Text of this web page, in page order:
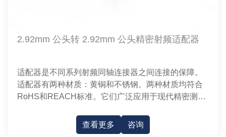
2.92mm 公头转 2.92mm 公头精密射频适配器
适配器是不同系列射频同轴连接器之间连接的保障。
适配器有两种材质：黄铜和不锈钢。两种材质均符合
RoHS和REACH标准。它们广泛应用于现代精密测量
查看更多
咨询